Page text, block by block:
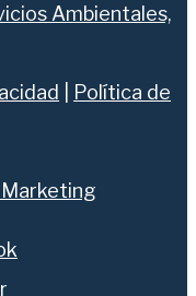
Ambientales,
Política de